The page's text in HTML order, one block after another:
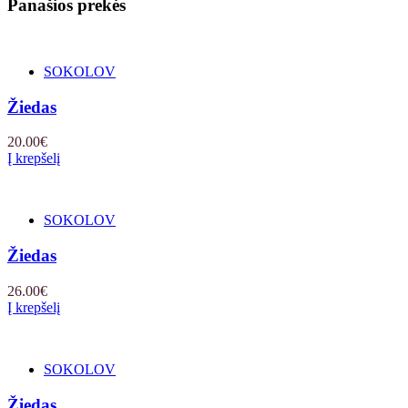
Panašios prekės
SOKOLOV
Žiedas
20.00€
Į krepšelį
SOKOLOV
Žiedas
26.00€
Į krepšelį
SOKOLOV